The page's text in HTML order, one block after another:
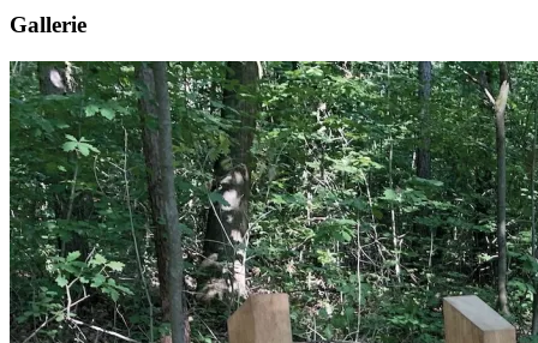
Gallerie